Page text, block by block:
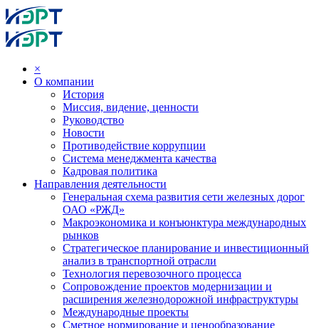
×
О компании
История
Миссия, видение, ценности
Руководство
Новости
Противодействие коррупции
Система менеджмента качества
Кадровая политика
Направления деятельности
Генеральная схема развития сети железных дорог
ОАО «РЖД»
Макроэкономика и конъюнктура международных
рынков
Стратегическое планирование и инвестиционный
анализ в транспортной отрасли
Технология перевозочного процесса
Сопровождение проектов модернизации и
расширения железнодорожной инфраструктуры
Международные проекты
Сметное нормирование и ценообразование